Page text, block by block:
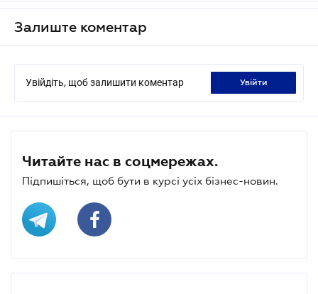
Залиште коментар
Увійдіть, щоб залишити коментар увійти
Читайте нас в соцмережах.
Підпишіться, щоб бути в курсі усіх бізнес-новин.